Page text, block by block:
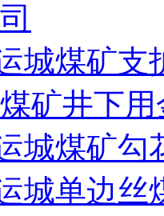
城煤矿支
矿井下
城煤矿勾
城单边丝